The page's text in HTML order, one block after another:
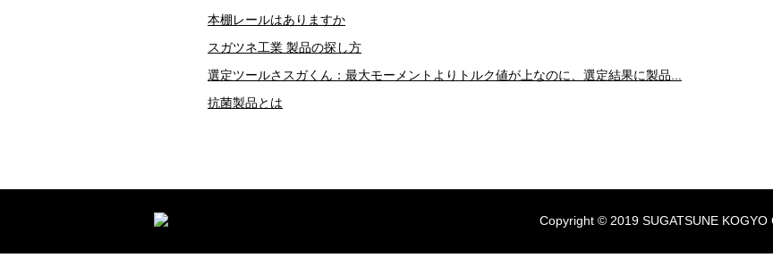
本棚レールはありますか
スガツネ工業 製品の探し方
選定ツールさスガくん：最大モーメントよりトルク値が上なのに、選定結果に製品...
抗菌製品とは
Copyright © 2019 SUGATSUNE KOGYO